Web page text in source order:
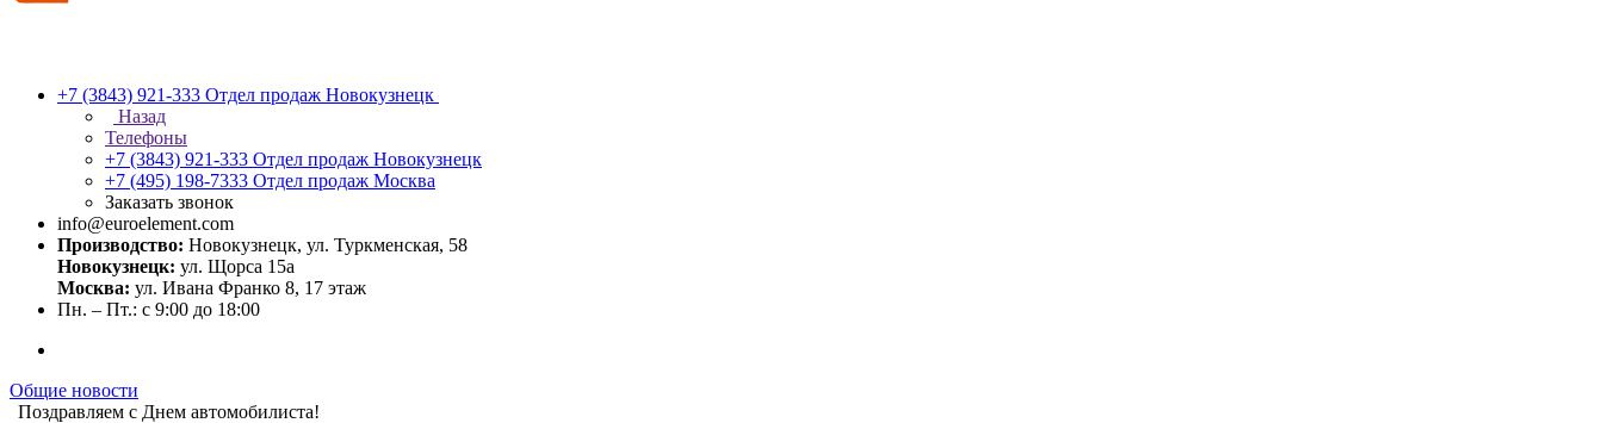
+7 (3843) 921-333 Отдел продаж Новокузнецк
Назад
Телефоны
+7 (3843) 921-333 Отдел продаж Новокузнецк
+7 (495) 198-7333 Отдел продаж Москва
Заказать звонок
info@euroelement.com
Производство: Новокузнецк, ул. Туркменская, 58
Новокузнецк: ул. Щорса 15а
Москва: ул. Ивана Франко 8, 17 этаж
Пн. – Пт.: с 9:00 до 18:00
Общие новости
Поздравляем с Днем автомобилиста!